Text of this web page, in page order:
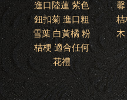
進口陸蓮 紫色
鈕扣菊 進口粗
雪葉 白黃橘 粉
桔梗 適合任何
花禮
馨
桔